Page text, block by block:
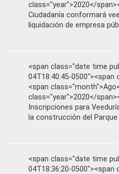
class="year">2020</
Ciudadanía conformará
liquidación de empresa
<span class="date time
04T18:40:45-0500"><span
<span
class="year">2020</
Inscripciones para
la construcción del
<span class="date time
04T18:36:20-0500"><span